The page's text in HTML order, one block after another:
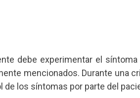
debe experimentar el
mencionados. Durante una
los síntomas por parte del